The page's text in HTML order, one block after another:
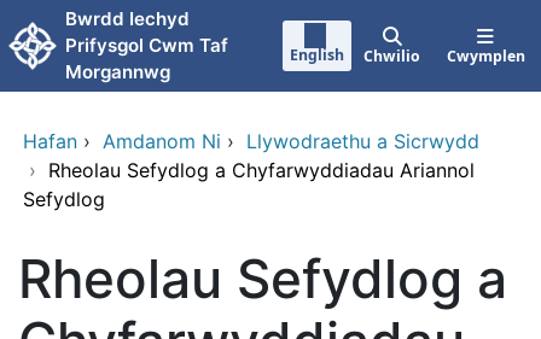
Neidio i'r prif gynnwy
Bwrdd Iechyd
Prifysgol Cwm Taf
Morgannwg
English Chwilio Cwymplen
Hafan › Amdanom Ni › Llywodraethu a Sicrwydd
› Rheolau Sefydlog a Chyfarwyddiadau Ariannol
Sefydlog
Rheolau Sefydlog a